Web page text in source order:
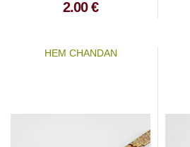
2.00 €
HEM CHANDAN